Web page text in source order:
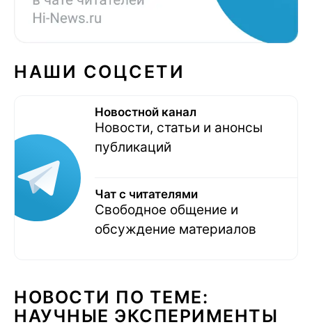
НАШИ СОЦСЕТИ
Новостной канал
Новости, статьи и анонсы
публикаций
Чат с читателями
Свободное общение и
обсуждение материалов
НОВОСТИ ПО ТЕМЕ:
НАУЧНЫЕ ЭКСПЕРИМЕНТЫ